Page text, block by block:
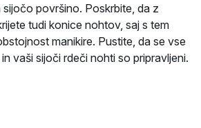
površino. Poskrbite, da z
tudi konice nohtov, saj s tem
manikire. Pustite, da se vse
vaši sijoči rdeči nohti so pripravljeni.